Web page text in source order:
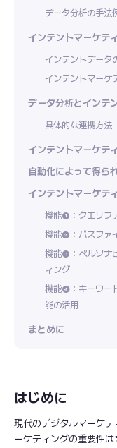
データ分析の手法
インテントマーケテ
インテントデータ
インテントマーケ
データ分析とインテ
具体的な連携方法
インテントマーケテ
自動化によって得ら
インテントマーケテ
機能❶：クエリフ
機能❷：パスファ
機能❸：ペルソナ
ィング
機能❹：キーワー
能の活用
まとめに
はじめに
現代のデジタルマーケ
ーケティングの重要性